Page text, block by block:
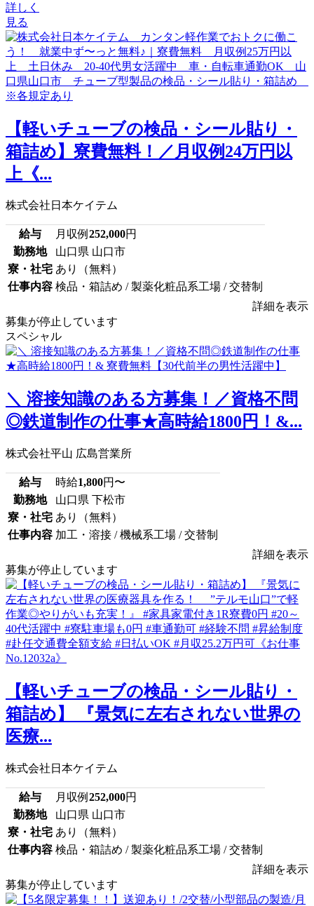
詳しく
見る
【軽いチューブの検品・シール貼り・
箱詰め】寮費無料！／月収例24万円以
上《...
株式会社日本ケイテム
給与 月収例 252,000円
勤務地
山口県 山口市
寮・社宅 あり（無料）
仕事内容 検品・箱詰め / 製薬化粧品系工場 / 交替制
詳細を表示
募集が停止しています
スペシャル
＼ 溶接知識のある方募集！／資格不問
◎鉄道制作の仕事★高時給1800円！&...
株式会社平山 広島営業所
給与 時給1,800円〜
勤務地
山口県 下松市
寮・社宅 あり（無料）
仕事内容 加工・溶接 / 機械系工場 / 交替制
詳細を表示
募集が停止しています
【軽いチューブの検品・シール貼り・
箱詰め】 『景気に左右されない世界の
医療...
株式会社日本ケイテム
給与 月収例 252,000円
勤務地
山口県 山口市
寮・社宅 あり（無料）
仕事内容 検品・箱詰め / 製薬化粧品系工場 / 交替制
詳細を表示
募集が停止しています